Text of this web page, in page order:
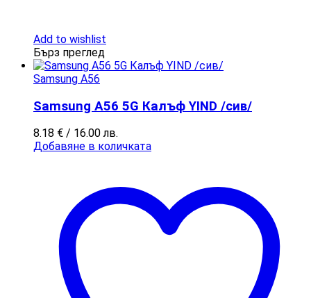
Add to wishlist
Бърз преглед
Samsung A56
Samsung A56 5G Калъф YIND /сив/
8.18 € / 16.00 лв.
Добавяне в количката